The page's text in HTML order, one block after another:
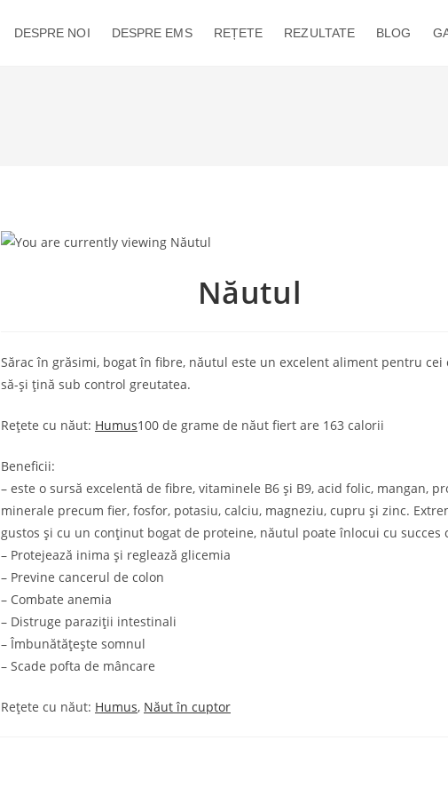
DESPRE NOI DESPRE EMS REȚETE REZULTATE BLOG
Năutul
Sărac în grăsimi, bogat în fibre, năutul este un excelent aliment pentru cei
să-și țină sub control greutatea.
Rețete cu năut: Humus100 de grame de năut fiert are 163 calorii
Beneficii:
– este o sursă excelentă de fibre, vitaminele B6 și B9, acid folic, mangan,
minerale precum fier, fosfor, potasiu, calciu, magneziu, cupru și zinc.
gustos și cu un conținut bogat de proteine, năutul poate înlocui cu succes
– Protejează inima şi reglează glicemia
– Previne cancerul de colon
– Combate anemia
– Distruge paraziţii intestinali
– Îmbunătăţeşte somnul
– Scade pofta de mâncare
Rețete cu năut: Humus, Năut în cuptor